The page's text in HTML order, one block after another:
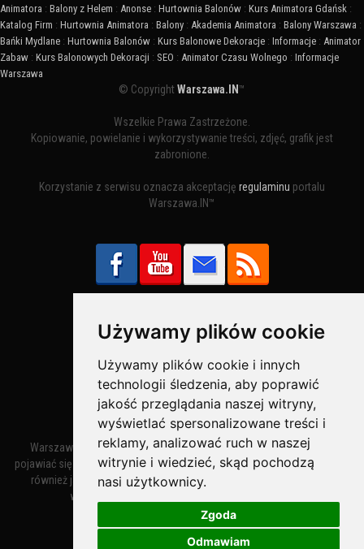
Używamy plików cookie
Używamy plików cookie i innych
technologii śledzenia, aby poprawić
jakość przeglądania naszej witryny,
wyświetlać spersonalizowane treści i
reklamy, analizować ruch w naszej
witrynie i wiedzieć, skąd pochodzą
nasi użytkownicy.
Zgoda
Odmawiam
Animatora : Balony z Helem : Anonse : Hurtownia Balonów : Kurs Animatora Gdańsk :
Katalog Firm : Hurtownia Animatora : Balony : Akademia Animatora : Balony Warszawa :
Bańki Mydlane : Hurtownia Balonów : Kurs Balonowe Dekoracje : Informacje : Animator
Zabaw : Kurs Balonowych Dekoracji : SEO : Animator Czasu Wolnego : Informacje
Warszawa
© CopyrightWarszawa.IN ™
Wszelkie Prawa Zastrzeżone.
Kopiowanie, powielanie i wykorzystywanie treści, zdjęć, grafik jest
zabronione.
Korzystanie z serwisu oznacza akceptację regulaminu portalu
Warszawa.IN™
Bezpieczne Płatności obsługuje:
Warszawa – miasto stołeczne Warszawa. Nazwa miasta zaczęła
pojawiać się w dokumentach w XIV wieku jako Warszewa, a od XV wieku
również jako Warszowa. Zmiana nazwy na Warszawa w XV wieku
wynikała z mazowieckiej wymowy dialektycznej.